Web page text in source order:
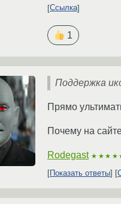
Ссылка
1
Поддержка
Прямо
Почему на
Rodegast
Показать ответы